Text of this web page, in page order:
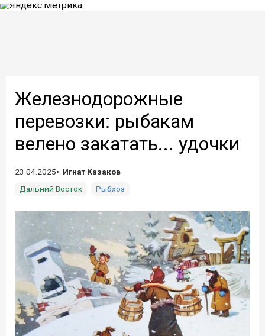
Железнодорожные
перевозки: рыбакам
велено закатать... удочки
23.04.2025
Игнат Казаков
Дальний Восток
Рыбхоз